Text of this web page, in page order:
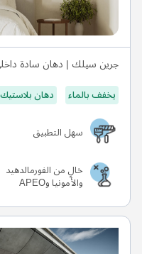
جرين سيلك | دهان سادة
يخفف بالماء دهان بلاستيك
سهل التطبيق
خالٍ من الفورمالدهيد
والأمونيا وAPEO